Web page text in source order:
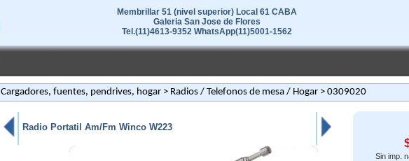
Membrillar 51 (nivel superior) Local 61 CABA
Galeria San Jose de Flores
Tel.(11)4613-9352 WhatsApp(11)5001-1562
Cargadores, fuentes, pendrives, hogar > Radios / Telefonos de mesa / Hogar > 0309020
Radio Portatil Am/Fm Winco W223
Sin imp.